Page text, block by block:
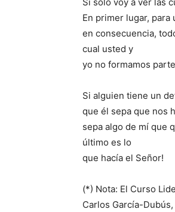
En primer lugar,
en consecuencia,
cual usted y
yo no formamos
Si alguien tiene un
que él sepa que nos
sepa algo de mí que
último es lo
que hacía el Señor!
(*) Nota: El Curso
Carlos García-